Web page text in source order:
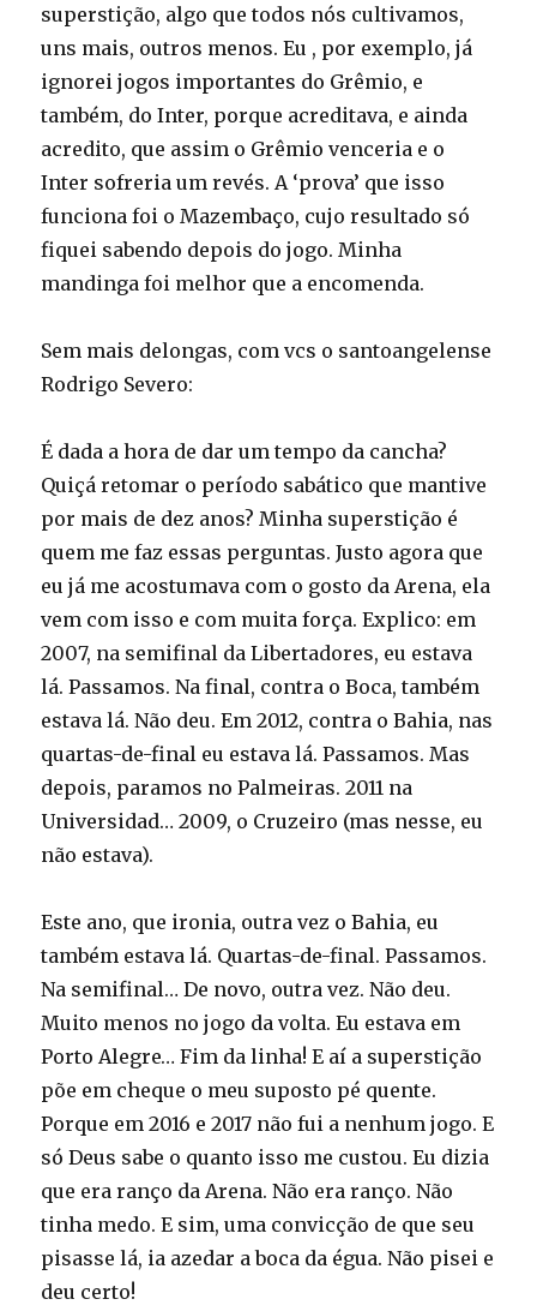
superstição, algo que todos nós cultivamos,
uns mais, outros menos. Eu , por exemplo, já
ignorei jogos importantes do Grêmio, e
também, do Inter, porque acreditava, e ainda
acredito, que assim o Grêmio venceria e o
Inter sofreria um revés. A ‘prova’ que isso
funciona foi o Mazembaço, cujo resultado só
fiquei sabendo depois do jogo. Minha
mandinga foi melhor que a encomenda.
Sem mais delongas, com vcs o santoangelense
Rodrigo Severo:
É dada a hora de dar um tempo da cancha?
Quiçá retomar o período sabático que mantive
por mais de dez anos? Minha superstição é
quem me faz essas perguntas. Justo agora que
eu já me acostumava com o gosto da Arena, ela
vem com isso e com muita força. Explico: em
2007, na semifinal da Libertadores, eu estava
lá. Passamos. Na final, contra o Boca, também
estava lá. Não deu. Em 2012, contra o Bahia, nas
quartas-de-final eu estava lá. Passamos. Mas
depois, paramos no Palmeiras. 2011 na
Universidad… 2009, o Cruzeiro (mas nesse, eu
não estava).
Este ano, que ironia, outra vez o Bahia, eu
também estava lá. Quartas-de-final. Passamos.
Na semifinal… De novo, outra vez. Não deu.
Muito menos no jogo da volta. Eu estava em
Porto Alegre… Fim da linha! E aí a superstição
põe em cheque o meu suposto pé quente.
Porque em 2016 e 2017 não fui a nenhum jogo. E
só Deus sabe o quanto isso me custou. Eu dizia
que era ranço da Arena. Não era ranço. Não
tinha medo. E sim, uma convicção de que seu
pisasse lá, ia azedar a boca da égua. Não pisei e
deu certo!